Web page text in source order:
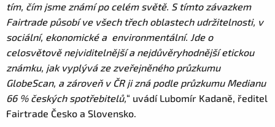
tím, čím jsme známí po celém světě. S tímto závazkem
Fairtrade působí ve všech třech oblastech udržitelnosti, v
sociální, ekonomické a environmentální. Jde o
celosvětově nejviditelnější a nejdůvěryhodnější etickou
známku, jak vyplývá ze zveřejněného průzkumu
GlobeScan, a zároveň v ČR ji zná podle průzkumu Medianu
66 % českých spotřebitelů,“ uvádí Lubomír Kadaně, ředitel
Fairtrade Česko a Slovensko.